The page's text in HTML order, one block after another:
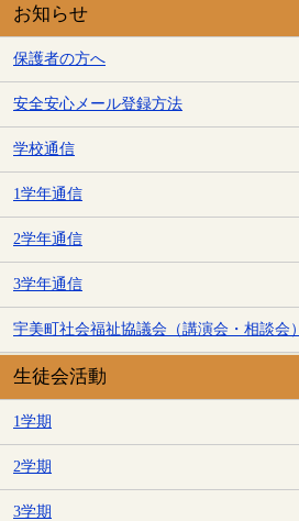
お知らせ
保護者の方へ
安全安心メール登録方法
学校通信
1学年通信
2学年通信
3学年通信
宇美町社会福祉協議会（講演会・相談会）
生徒会活動
1学期
2学期
3学期